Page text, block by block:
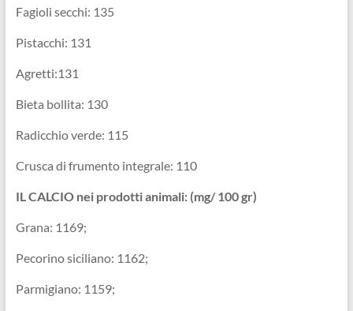
Fagioli secchi: 135
Pistacchi: 131
Agretti:131
Bieta bollita: 130
Radicchio verde: 115
Crusca di frumento integrale: 110
IL CALCIO nei prodotti animali: (mg/ 100 gr)
Grana: 1169;
Pecorino siciliano: 1162;
Parmigiano: 1159;